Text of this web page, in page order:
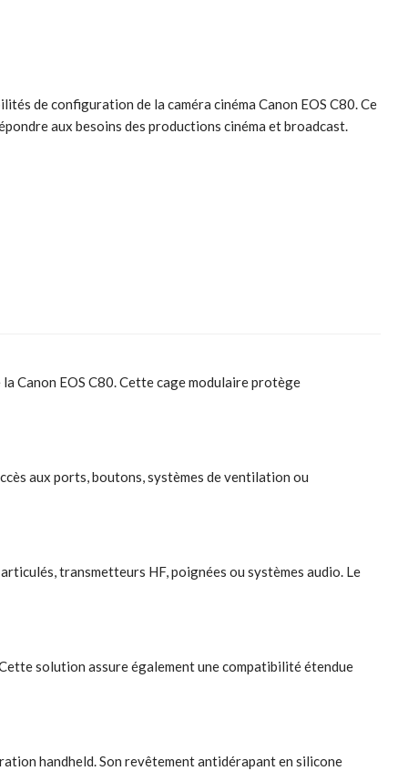
de configuration de la caméra cinéma Canon EOS C80. Ce
aux besoins des productions cinéma et broadcast.
Canon EOS C80. Cette cage modulaire protège
aux ports, boutons, systèmes de ventilation ou
transmetteurs HF, poignées ou systèmes audio. Le
solution assure également une compatibilité étendue
handheld. Son revêtement antidérapant en silicone